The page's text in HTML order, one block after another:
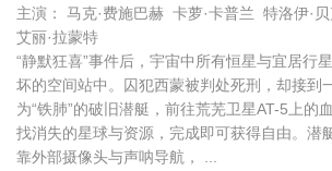
主演： 马克·费施巴赫 卡萝·卡普兰 特洛伊·
艾丽·拉蒙特
“静默狂喜”事件后，宇宙中所有恒星与宜居行
坏的空间站中。囚犯西蒙被判处死刑，却接到
为“铁肺”的破旧潜艇，前往荒芜卫星AT-5上的
找消失的星球与资源，完成即可获得自由。潜
靠外部摄像头与声呐导航， ...